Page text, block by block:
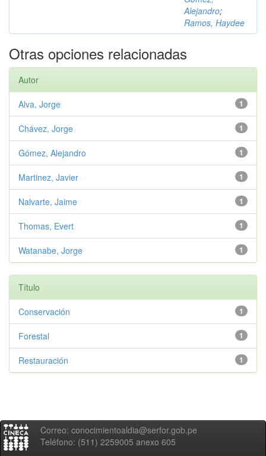
Alejandro;
Ramos, Haydee
Otras opciones relacionadas
Autor
1
Alva, Jorge
1
Chávez, Jorge
1
Gómez, Alejandro
1
Martinez, Javier
1
Nalvarte, Jaime
1
Thomas, Evert
1
Watanabe, Jorge
Título
1
Conservación
1
Forestal
1
Restauración
Correo: conocimientoaldia@serfor.gob.pe
Teléfono: (511) 2259005 anexo 605